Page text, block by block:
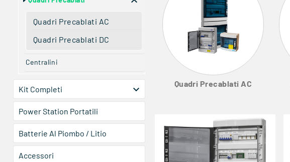
Quadri Precablati AC
Quadri Precablati DC
Centralini
Kit Completi 
Power Station Portatili
Batterie Al Piombo / Litio
Accessori
Quadri Precablati AC